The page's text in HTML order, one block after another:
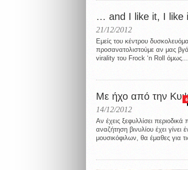
… and I like it, I like
21/12/2012
Εμείς του κέντρου
προσανατολιστούμε αν μας
virality του Frock ‘n Roll όμως...
6
Με ήχο από την
14/12/2012
Αν έχεις ξεφυλλίσει
αναζήτηση βινυλίου έχει γίνει
μουσικόφιλων, θα έμαθες για